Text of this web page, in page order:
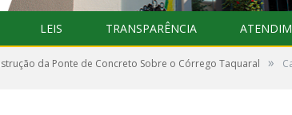
LEIS TRANSPARÊNCIA
da Ponte de Concreto Sobre o Córrego Taquaral »